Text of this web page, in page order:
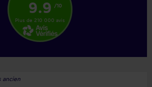
9.9 /10
Plus de 210 000 avis
ancien